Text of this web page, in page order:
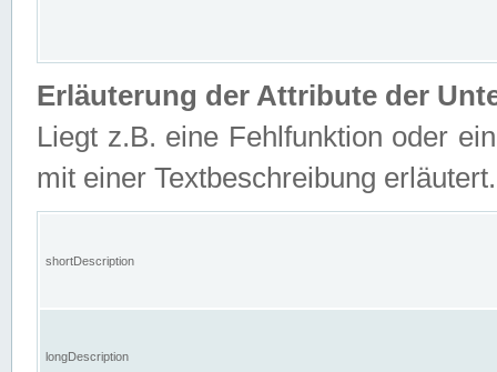
Erläuterung der Attribute der
Liegt z.B. eine Fehlfunktion oder
mit einer Textbeschreibung erläutert.
shortDescription
longDescription